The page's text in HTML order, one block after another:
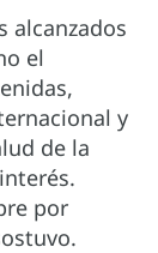
alcanzados
el
y
de la
por